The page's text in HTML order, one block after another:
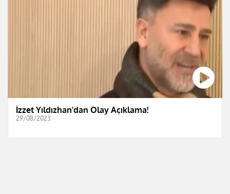
İzzet Yıldızhan'dan Olay Açıklama!
29/08/2023